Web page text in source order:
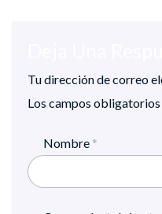
Tu dirección de correo
Los campos
Nombre *